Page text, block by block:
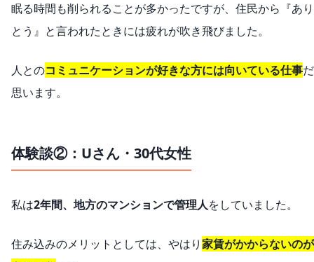
眠る時間も削られることが多かったですが、住民から『あ
とう』と言われたときには疲れが吹き飛びました。
人とのコミュニケーションが好きな方には向いている仕事
思います。
体験談②：Uさん・30代女性
私は2年間、地方のマンションで管理人をしていました。
住み込みのメリットとしては、やはり家賃がかからないの